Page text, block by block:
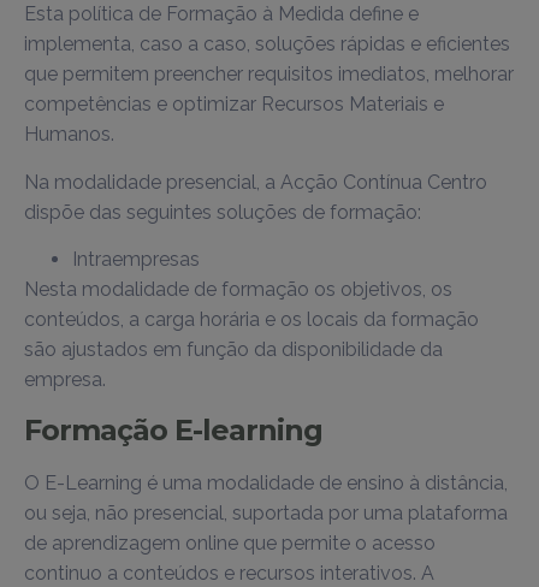
Esta política de Formação à Medida define e
implementa, caso a caso, soluções rápidas e eficientes
que permitem preencher requisitos imediatos, melhorar
competências e optimizar Recursos Materiais e
Humanos.
Na modalidade presencial, a Acção Contínua Centro
dispõe das seguintes soluções de formação:
Intraempresas
Nesta modalidade de formação os objetivos, os
conteúdos, a carga horária e os locais da formação
são ajustados em função da disponibilidade da
empresa.
Formação E-learning
O E-Learning é uma modalidade de ensino à distância,
ou seja, não presencial, suportada por uma plataforma
de aprendizagem online que permite o acesso
continuo a conteúdos e recursos interativos. A